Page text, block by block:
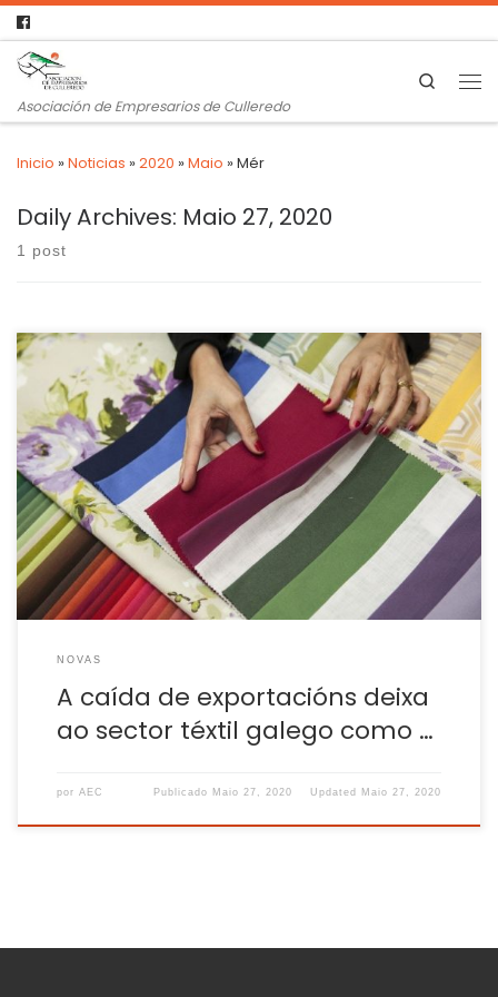
Asociación de Empresarios de Culleredo
Search
Inicio »Noticias »2020 »Maio »Mér
Daily Archives: Maio 27, 2020
1 post
A caída das exportacións en Galicia durante o mes de
marzo deixa ao sector téxtil como “o máis afectado o
impacto da COVID-19”, segundo o Foro Económico de
Galicia (FEG). Despois de que o mercado das exportacións
caese en Galicia un 26,7% durante o mes de marzo segundo
os datos do Instituto […]
NOVAS
A caída de exportacións deixa
ao sector téxtil galego como …
por AEC Publicado Maio 27, 2020 Updated Maio 27, 2020